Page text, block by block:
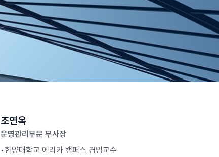
조연옥
운영관리부문 부사장
•한양대학교 에리카 캠퍼스 겸임교수